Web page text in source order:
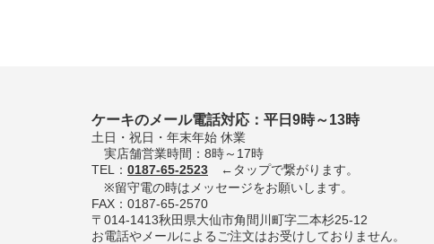
ケーキのメール電話対応：平日9時～13時
土日・祝日・年末年始 休業
実店舗営業時間：8時～17時
TEL： 0187-65-2523 ←タップで繋がります。
※留守電の時はメッセージをお願いします。
FAX：0187-65-2570
〒014-1413秋田県大仙市角間川町字二本杉25-12
お電話やメールによるご注文はお受けしておりません。